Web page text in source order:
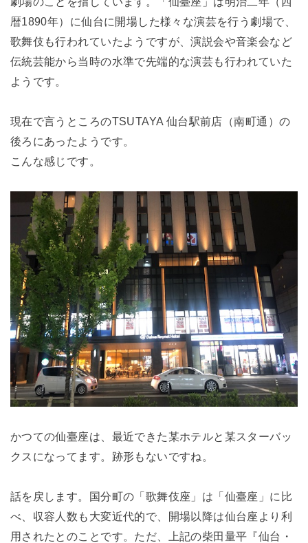
暦1890年）に仙台に開場した様々な演芸を行う劇場で、
歌舞伎も行われていたようですが、演説会や音楽会など
伝統芸能から当時の水準で先端的な演芸も行われていた
ようです。
現在で言うところのTSUTAYA 仙台駅前店（南町通）の
後ろにあったようです。
こんな感じです。
かつての仙臺座は、最近できた某ホテルと某スターバッ
クスになってます。跡形もないですね。
話を戻します。国分町の「歌舞伎座」は「仙臺座」に比
べ、収容人数も大変近代的で、開場以降は仙台座より利
用されたとのことです。ただ、上記の柴田量平『仙台・